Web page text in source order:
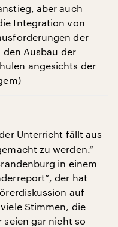
aber auch
Integration von
der
Ausbau der
angesichts der
der Unterricht fällt aus
zu werden.“
in einem
der hat
auf
Stimmen, die
seien gar nicht so